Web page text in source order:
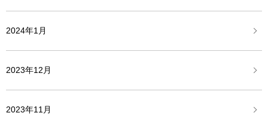
2024年1月
2023年12月
2023年11月